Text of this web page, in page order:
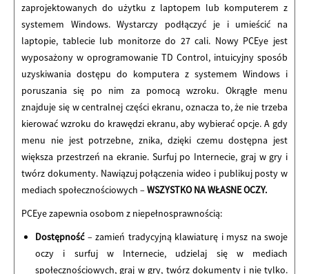
zaprojektowanych do użytku z laptopem lub komputerem z
systemem Windows. Wystarczy podłączyć je i umieścić na
laptopie, tablecie lub monitorze do 27 cali. Nowy PCEye jest
wyposażony w oprogramowanie TD Control, intuicyjny sposób
uzyskiwania dostępu do komputera z systemem Windows i
poruszania się po nim za pomocą wzroku. Okrągłe menu
znajduje się w centralnej części ekranu, oznacza to, że nie trzeba
kierować wzroku do krawędzi ekranu, aby wybierać opcje. A gdy
menu nie jest potrzebne, znika, dzięki czemu dostępna jest
większa przestrzeń na ekranie. Surfuj po Internecie, graj w gry i
twórz dokumenty. Nawiązuj połączenia wideo i publikuj posty w
mediach społecznościowych –WSZYSTKO NA WŁASNE OCZY.
PCEye zapewnia osobom z niepełnosprawnością:
Dostępność– zamień tradycyjną klawiaturę i mysz na swoje
oczy i surfuj w Internecie, udzielaj się w mediach
społecznościowych, graj w gry, twórz dokumenty i nie tylko.